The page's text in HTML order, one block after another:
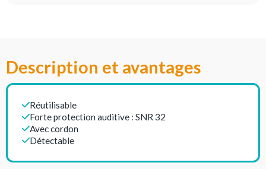
Description et avantages
Réutilisable
Forte protection auditive : SNR 32
Avec cordon
Détectable